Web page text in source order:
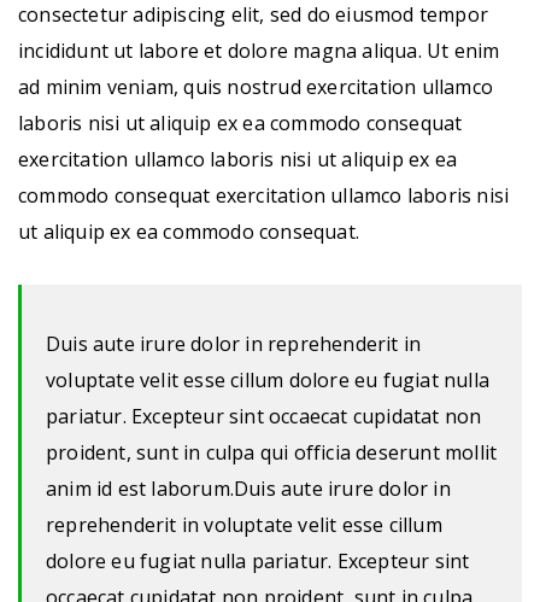
consectetur adipiscing elit, sed do eiusmod tempor
incididunt ut labore et dolore magna aliqua. Ut enim
ad minim veniam, quis nostrud exercitation ullamco
laboris nisi ut aliquip ex ea commodo consequat
exercitation ullamco laboris nisi ut aliquip ex ea
commodo consequat exercitation ullamco laboris nisi
ut aliquip ex ea commodo consequat.
Duis aute irure dolor in reprehenderit in
voluptate velit esse cillum dolore eu fugiat nulla
pariatur. Excepteur sint occaecat cupidatat non
proident, sunt in culpa qui officia deserunt mollit
anim id est laborum.Duis aute irure dolor in
reprehenderit in voluptate velit esse cillum
dolore eu fugiat nulla pariatur. Excepteur sint